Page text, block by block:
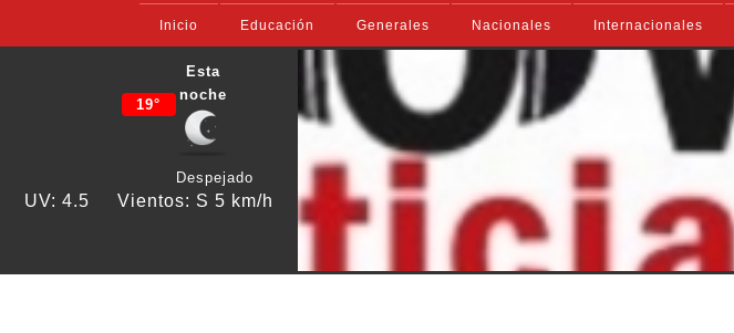
Inicio Educación Generales Nacionales Internacionales
19°
Esta
noche
Despejado
UV: 4.5 Vientos: S 5 km/h